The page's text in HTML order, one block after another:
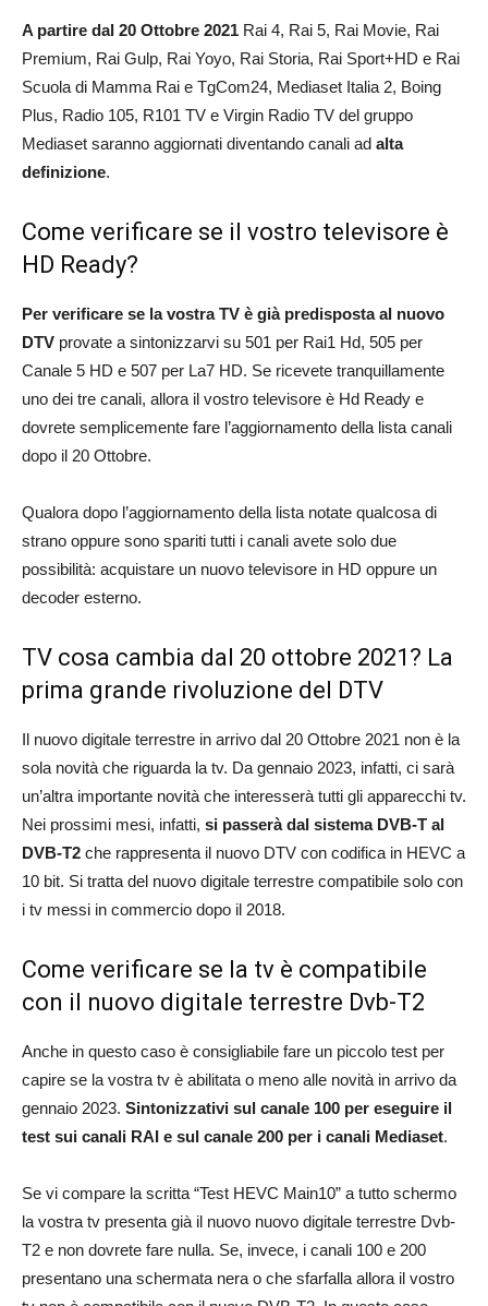
A partire dal 20 Ottobre 2021 Rai 4, Rai 5, Rai Movie, Rai
Premium, Rai Gulp, Rai Yoyo, Rai Storia, Rai Sport+HD e Rai
Scuola di Mamma Rai e TgCom24, Mediaset Italia 2, Boing
Plus, Radio 105, R101 TV e Virgin Radio TV del gruppo
Mediaset saranno aggiornati diventando canali ad alta
definizione.
Come verificare se il vostro televisore è
HD Ready?
Per verificare se la vostra TV è già predisposta al nuovo
DTV provate a sintonizzarvi su 501 per Rai1 Hd, 505 per
Canale 5 HD e 507 per La7 HD. Se ricevete tranquillamente
uno dei tre canali, allora il vostro televisore è Hd Ready e
dovrete semplicemente fare l’aggiornamento della lista canali
dopo il 20 Ottobre.
Qualora dopo l’aggiornamento della lista notate qualcosa di
strano oppure sono spariti tutti i canali avete solo due
possibilità: acquistare un nuovo televisore in HD oppure un
decoder esterno.
TV cosa cambia dal 20 ottobre 2021? La
prima grande rivoluzione del DTV
Il nuovo digitale terrestre in arrivo dal 20 Ottobre 2021 non è la
sola novità che riguarda la tv. Da gennaio 2023, infatti, ci sarà
un’altra importante novità che interesserà tutti gli apparecchi tv.
Nei prossimi mesi, infatti, si passerà dal sistema DVB-T al
DVB-T2 che rappresenta il nuovo DTV con codifica in HEVC a
10 bit. Si tratta del nuovo digitale terrestre compatibile solo con
i tv messi in commercio dopo il 2018.
Come verificare se la tv è compatibile
con il nuovo digitale terrestre Dvb-T2
Anche in questo caso è consigliabile fare un piccolo test per
capire se la vostra tv è abilitata o meno alle novità in arrivo da
gennaio 2023. Sintonizzativi sul canale 100 per eseguire il
test sui canali RAI e sul canale 200 per i canali Mediaset.
Se vi compare la scritta “Test HEVC Main10” a tutto schermo
la vostra tv presenta già il nuovo nuovo digitale terrestre Dvb-
T2 e non dovrete fare nulla. Se, invece, i canali 100 e 200
presentano una schermata nera o che sfarfalla allora il vostro